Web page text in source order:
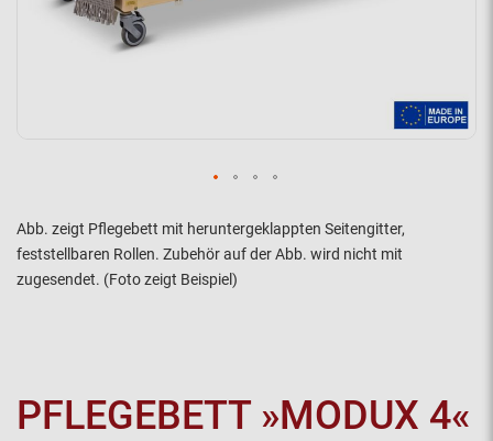
Abb. zeigt Pflegebett mit heruntergeklappten Seitengitter,
feststellbaren Rollen. Zubehör auf der Abb. wird nicht mit
zugesendet. (Foto zeigt Beispiel)
PFLEGEBETT »MODUX 4«